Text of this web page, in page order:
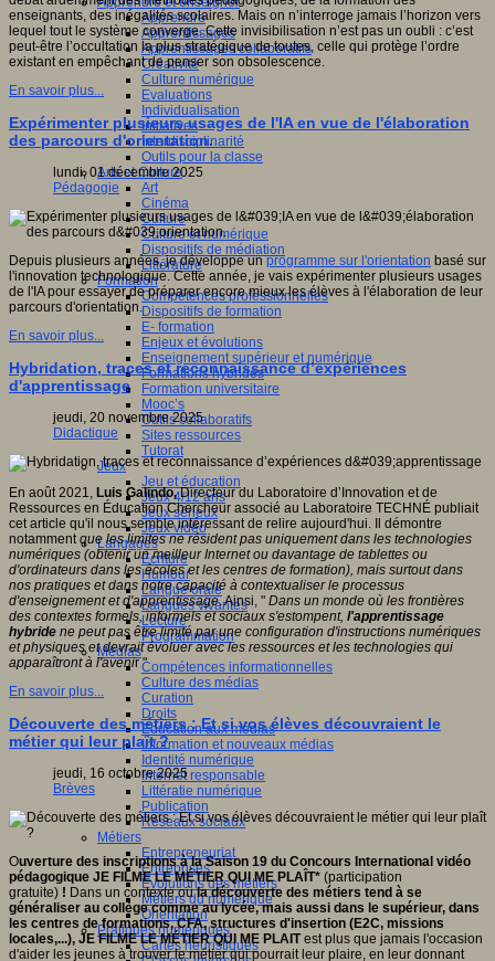
Apprendre
Apprentissages
Apprentissages collaboratifs
Créativité
Culture numérique
Evaluations
Individualisation
Initiatives
Interdisciplinarité
Outils pour la classe
Arts et Culture
Art
Cinéma
Culture
Culture et numérique
Dispositifs de médiation
Littérature
Formation
Compétences professionnelles
Dispositifs de formation
E- formation
Enjeux et évolutions
Enseignement supérieur et numérique
Formations hybrides
Formation universitaire
Mooc’s
Outils collaboratifs
Sites ressources
Tutorat
Jeux
Jeu et éducation
Jeux 4/12 ans
Jeux sérieux
Jeux vidéo
Langages
Ecriture
Humour
Langue orale
Langues vivantes
Lecture
Programmation
Médias
Compétences informationnelles
Culture des médias
Curation
Droits
Education aux médias
Information et nouveaux médias
Identité numérique
Internet responsable
Littératie numérique
Publication
Réseaux sociaux
Métiers
Entrepreneuriat
Entreprises
Evolutions des métiers
Métiers du numérique
Orientation
Pratiques numériques
Cartes heuristiques
enseignants, des inégalités scolaires. Mais on n’interroge jamais l’horizon vers
lequel tout le système converge. Cette invisibilisation n’est pas un oubli : c’est
peut-être l’occultation la plus stratégique de toutes, celle qui protège l’ordre
existant en empêchant de penser son obsolescence.
En savoir plus...
Expérimenter plusieurs usages de l'IA en vue de l'élaboration
des parcours d'orientation.
lundi, 01 décembre 2025
Pédagogie
Depuis plusieurs années, je développe unprogramme sur l'orientation basé sur
l'innovation technologique. Cette année, je vais expérimenter plusieurs usages
de l'IA pour essayer de préparer encore mieux les élèves à l'élaboration de leur
parcours d'orientation.
En savoir plus...
Hybridation, traces et reconnaissance d’expériences
d'apprentissage
jeudi, 20 novembre 2025
Didactique
En août 2021, Luis Galindo,Directeur du Laboratoire d’Innovation et de
Ressources en Éducation Chercheur associé au Laboratoire TECHNÉ publiait
cet article qu'il nous semble intéressant de relire aujourd'hui. Il démontre
notammentque les limites ne résident pas uniquement dans les technologies
numériques (obtenir un meilleur Internet ou davantage de tablettes ou
d'ordinateurs dans les écoles et les centres de formation), mais surtout dans
nos pratiques et dans notre capacité à contextualiser le processus
d'enseignement et d'apprentissage. Ainsi, " Dans un monde où les frontières
des contextes formels, informels et sociaux s'estompent, l'apprentissage
hybride ne peut pas être limité par une configuration d'instructions numériques
et physiques et devrait évoluer avec les ressources et les technologies qui
apparaîtront à l'avenir "
En savoir plus...
Découverte des métiers : Et si vos élèves découvraient le
métier qui leur plaît ?
jeudi, 16 octobre 2025
Brèves
Ouverture des inscriptions à la Saison 19 du Concours International vidéo
pédagogique JE FILME LE MÉTIER QUI ME PLAÎT* (participation
gratuite) ! Dans un contexte oùla découverte des métiers tend à se
généraliser au collège comme au lycée, mais aussi dans le supérieur, dans
les centres de formations, CFA, structures d'insertion (E2C, missions
locales,...), JE FILME LE MÉTIER QUI ME PLAITest plus que jamais l'occasion
d'aider les jeunes à trouver le métier qui pourrait leur plaire, en leur donnant